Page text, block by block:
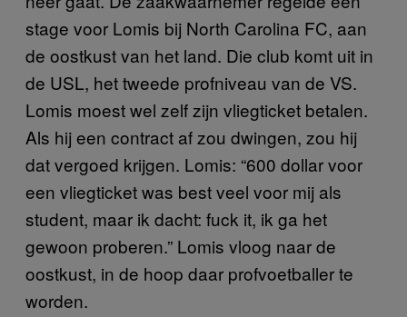
stage voor Lomis bij North Carolina FC, aan
de oostkust van het land. Die club komt uit in
de USL, het tweede profniveau van de VS.
Lomis moest wel zelf zijn vliegticket betalen.
Als hij een contract af zou dwingen, zou hij
dat vergoed krijgen. Lomis: “600 dollar voor
een vliegticket was best veel voor mij als
student, maar ik dacht: fuck it, ik ga het
gewoon proberen.” Lomis vloog naar de
oostkust, in de hoop daar profvoetballer te
worden.